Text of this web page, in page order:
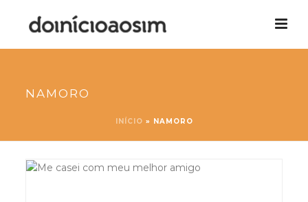
NAMORO
INÍCIO » NAMORO